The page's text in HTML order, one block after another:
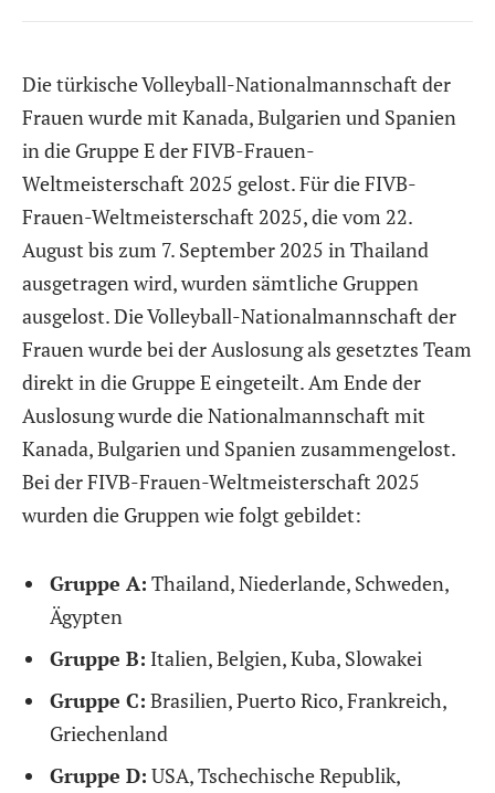
Die türkische Volleyball-Nationalmannschaft der
Frauen wurde mit Kanada, Bulgarien und Spanien
in die Gruppe E der FIVB-Frauen-
Weltmeisterschaft 2025 gelost. Für die FIVB-
Frauen-Weltmeisterschaft 2025, die vom 22.
August bis zum 7. September 2025 in Thailand
ausgetragen wird, wurden sämtliche Gruppen
ausgelost. Die Volleyball-Nationalmannschaft der
Frauen wurde bei der Auslosung als gesetztes Team
direkt in die Gruppe E eingeteilt. Am Ende der
Auslosung wurde die Nationalmannschaft mit
Kanada, Bulgarien und Spanien zusammengelost.
Bei der FIVB-Frauen-Weltmeisterschaft 2025
wurden die Gruppen wie folgt gebildet:
Gruppe A: Thailand, Niederlande, Schweden,
Ägypten
Gruppe B: Italien, Belgien, Kuba, Slowakei
Gruppe C: Brasilien, Puerto Rico, Frankreich,
Griechenland
Gruppe D: USA, Tschechische Republik,